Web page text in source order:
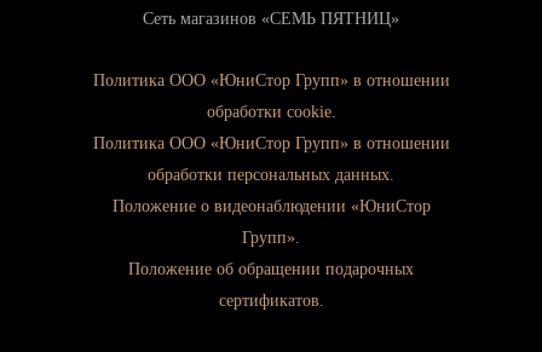
Сеть магазинов «СЕМЬ ПЯТНИЦ»
Политика ООО «ЮниСтор Групп» в отношении
обработки cookie.
Политика ООО «ЮниСтор Групп» в отношении
обработки персональных данных
Положение о видеонаблюдении «ЮниСтор
Групп»
Положение об обращении подарочных
сертификатов